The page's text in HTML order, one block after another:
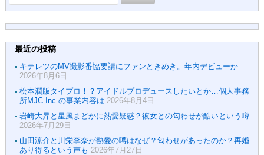
索:
最近の投稿
キテレツのMV撮影番協要請にファンときめき。年内デビューか
2026年8月6日
松本潤版タイプロ！？アイドルプロデュースしたいとか…個人事務
所MJC Inc.の事業内容は 2026年8月4日
岩崎大昇と星風まどかに熱愛疑惑？彼女との匂わせが酷いという噂
2026年7月29日
山田涼介と川栄李奈が熱愛の噂はなぜ？匂わせがあったのか？再婚
あり得るという声も 2026年7月27日